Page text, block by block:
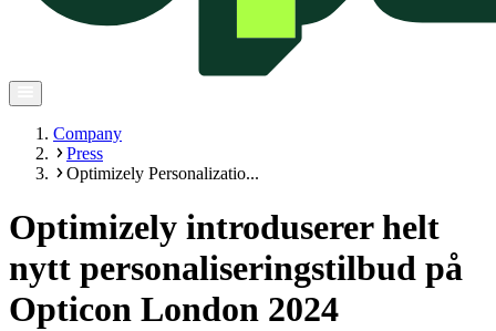
Company
Press
Optimizely Personalizatio...
Optimizely introduserer helt
nytt personaliseringstilbud på
Opticon London 2024